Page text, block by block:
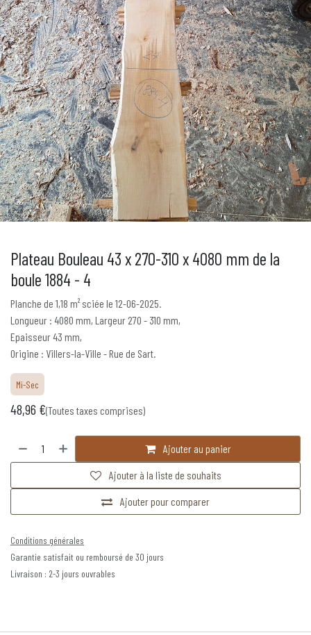
Plateau Bouleau 43 x 270-310 x 4080 mm de la
boule 1884 - 4
Planche de 1,18 m² sciée le 12-06-2025.
Longueur : 4080 mm, Largeur 270 - 310 mm,
Epaisseur 43 mm,
Origine : Villers-la-Ville - Rue de Sart.
Mi-Sec
48,96 €(Toutes taxes comprises)
Ajouter au panier
Ajouter pour comparer
Ajouter à la liste de souhaits
Conditions générales
Garantie satisfait ou remboursé de 30 jours
Livraison : 2-3 jours ouvrables